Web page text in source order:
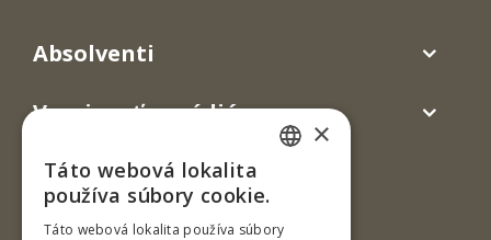
Absolventi
Verejnosť a médiá
×
Táto webová lokalita
používa súbory cookie.
Táto webová lokalita používa súbory